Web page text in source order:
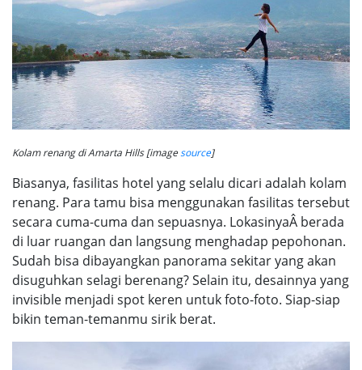
Kolam renang di Amarta Hills [imagesource]
Biasanya, fasilitas hotel yang selalu dicari adalah kolam
renang. Para tamu bisa menggunakan fasilitas tersebut
secara cuma-cuma dan sepuasnya. LokasinyaÂ berada
di luar ruangan dan langsung menghadap pepohonan.
Sudah bisa dibayangkan panorama sekitar yang akan
disuguhkan selagi berenang? Selain itu, desainnya yang
invisible menjadi spot keren untuk foto-foto. Siap-siap
bikin teman-temanmu sirik berat.